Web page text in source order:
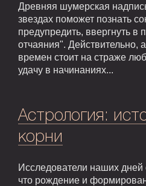
Древняя шумерская
звездах поможет познать
предупредить, ввергнуть в
отчаяния". Действительно,
времен стоит на страже
удачу в начинаниях...
Астрология:
корни
Исследователи наших дней
что рождение и